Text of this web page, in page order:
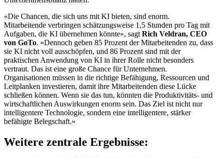
«Die Chancen, die sich uns mit KI bieten, sind enorm.
Mitarbeitende verbringen schätzungsweise 1,5 Stunden pro Tag mit
Aufgaben, die KI übernehmen könnte», sagt Rich Veldran, CEO
von GoTo. «Dennoch geben 85 Prozent der Mitarbeitenden zu, dass
sie KI nicht voll ausschöpfen, und 86 Prozent sind mit der
praktischen Anwendung von KI in ihrer Rolle nicht besonders
vertraut. Das ist eine große Chance für Unternehmen.
Organisationen müssen in die richtige Befähigung, Ressourcen und
Leitplanken investieren, damit ihre Mitarbeitenden diese Lücke
schließen können. Wenn sie das tun, könnten die Produktivitäts- und
wirtschaftlichen Auswirkungen enorm sein. Das Ziel ist nicht nur
intelligentere Technologie, sondern eine intelligentere, stärker
befähigte Belegschaft.»
Weitere zentrale Ergebnisse: